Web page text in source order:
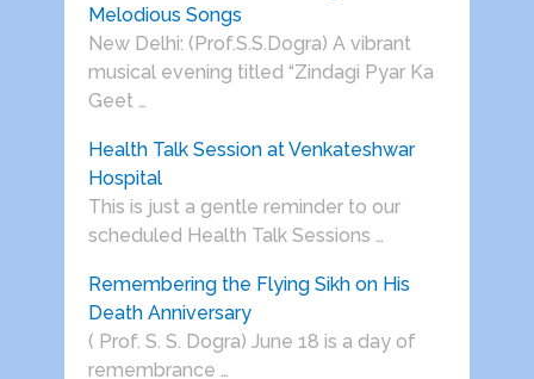
Melodious Songs
New Delhi: (Prof.S.S.Dogra) A vibrant
musical evening titled “Zindagi Pyar Ka
Geet …
Health Talk Session at Venkateshwar
Hospital
This is just a gentle reminder to our
scheduled Health Talk Sessions …
Remembering the Flying Sikh on His
Death Anniversary
( Prof. S. S. Dogra) June 18 is a day of
remembrance …